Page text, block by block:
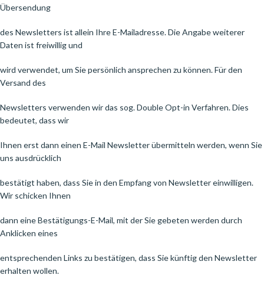
Übersendung
des Newsletters ist allein Ihre E-Mailadresse. Die Angabe weiterer
Daten ist freiwillig und
wird verwendet, um Sie persönlich ansprechen zu können. Für den
Versand des
Newsletters verwenden wir das sog. Double Opt-in Verfahren. Dies
bedeutet, dass wir
Ihnen erst dann einen E-Mail Newsletter übermitteln werden, wenn Sie
uns ausdrücklich
bestätigt haben, dass Sie in den Empfang von Newsletter einwilligen.
Wir schicken Ihnen
dann eine Bestätigungs-E-Mail, mit der Sie gebeten werden durch
Anklicken eines
entsprechenden Links zu bestätigen, dass Sie künftig den Newsletter
erhalten wollen.